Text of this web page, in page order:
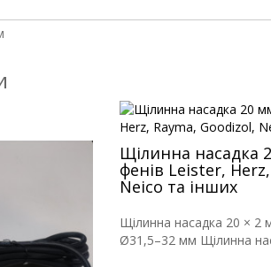
Щілинна насадка
фенів Leister,
Neico та інших
Щілинна насадка 20 × 2
Ø31,5–32 мм Щілинна